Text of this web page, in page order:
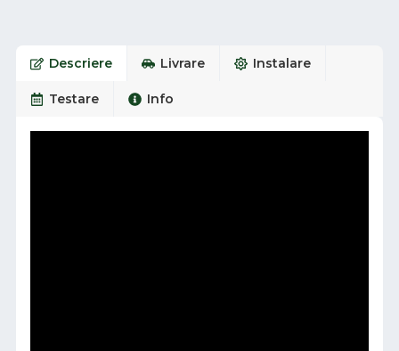
Descriere Livrare Instalare
Testare Info